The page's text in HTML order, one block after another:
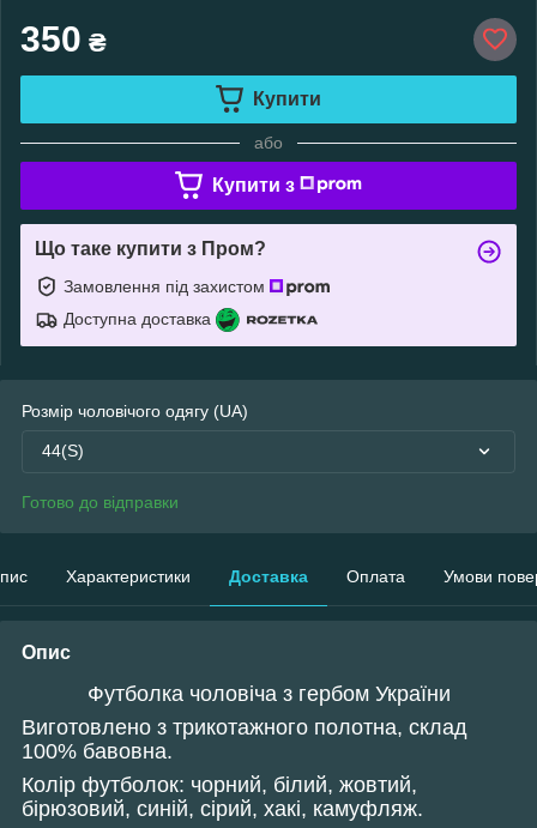
350 ₴
Купити
або
Купити з
Що таке купити з Пром?
Замовлення під захистом
Доступна доставка
Розмір чоловічого одягу (UA)
44(S)
Готово до відправки
Характеристики Доставка Оплата Умови
Опис
Футболка чоловіча з гербом України
Виготовлено з трикотажного полотна, склад
100% бавовна.
Колір футболок: чорний, білий, жовтий,
бірюзовий, синій, сірий, хакі, камуфляж.